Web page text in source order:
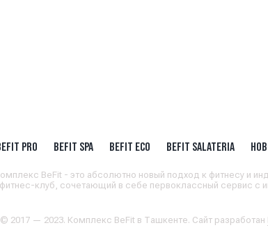
PRO BEFIT SPA BEFIT ECO BEFIT SALATERIA
BeFit - это абсолютно новый подход к фитнесу и
клуб, сочетающий в себе первоклассный сервис с
2017 — 2023. Комплекс BeFit в Ташкенте. Сайт разработан